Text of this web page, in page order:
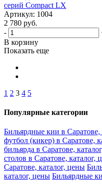
серий Compact LX
Артикул: 1004
2 780 руб.
-
В корзину
Показать еще
1 2 3 4 5
Популярные категории
Бильярдные кии в Саратове,
футбол (кикер) в Саратове,
бильярда в Саратове,
столов в Саратове, каталог,
Саратове, каталог, цены
каталог, цены Бильярдные